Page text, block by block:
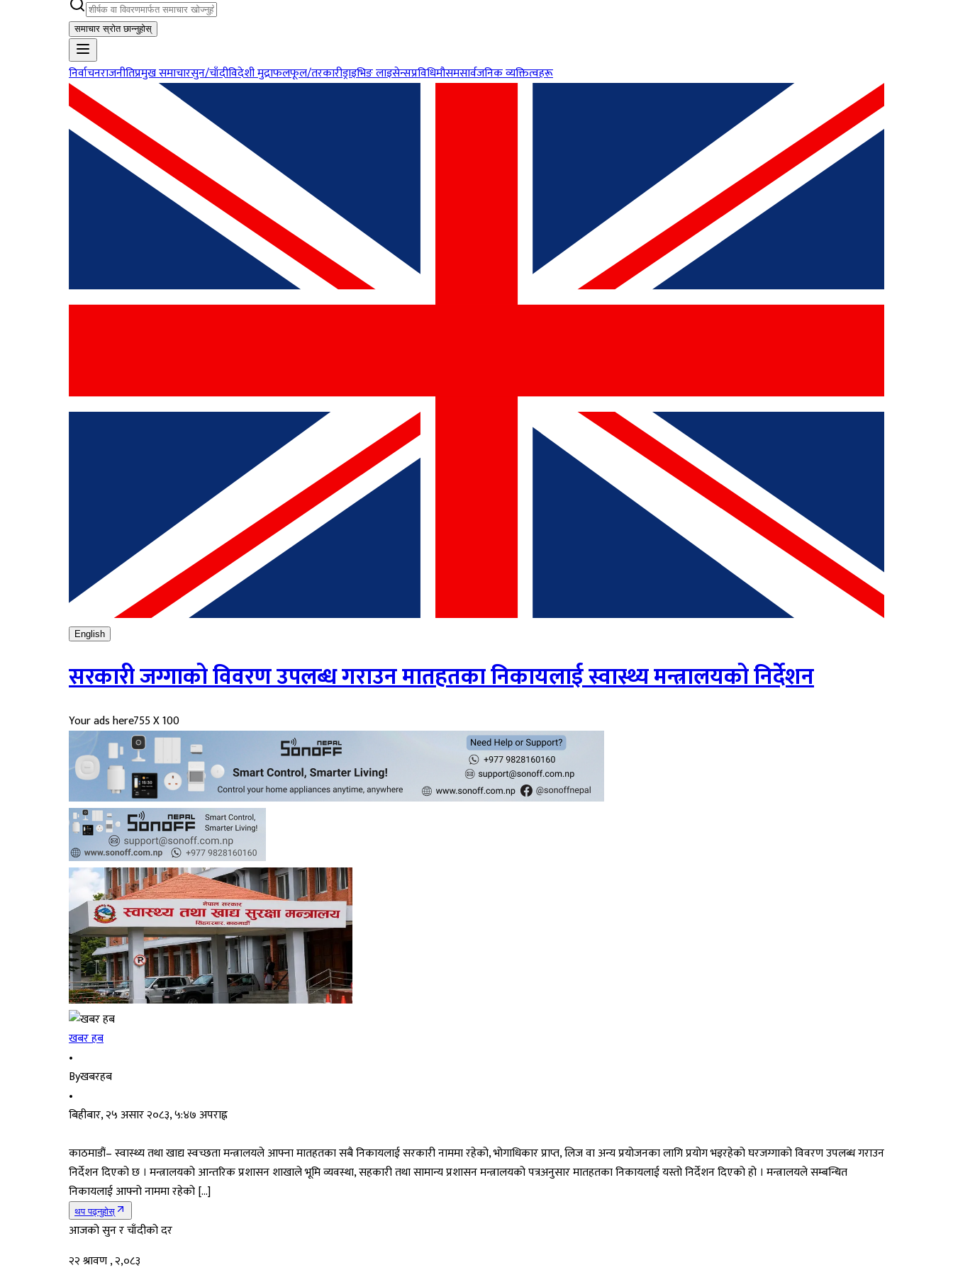
समाचार स्रोत छान्नुहोस्
निर्वाचनराजनीतिप्रमुख समाचारसुन/चाँदीविदेशी मुद्राफलफूल/तरकारीड्राइभिङ लाइसेन्सप्रविधिमौसमसार्वजनिक व्यक्तित्वहरू
English
सरकारी जग्गाको विवरण उपलब्ध गराउन मातहतका निकायलाई स्वास्थ्य मन्त्रालयको निर्देशन
Your ads here755 X 100
खबर हब
•
Byखबरहब
•
बिहीबार, २५ असार २०८३, ५:४७ अपराह्न
काठमाडौं– स्वास्थ्य तथा खाद्य स्वच्छता मन्त्रालयले आफ्ना मातहतका सबै निकायलाई सरकारी नाममा रहेको, भोगाधिकार प्राप्त, लिज वा अन्य प्रयोजनका लागि प्रयोग भइरहेको घरजग्गाको विवरण उपलब्ध गराउन
निर्देशन दिएको छ । मन्त्रालयको आन्तरिक प्रशासन शाखाले भूमि व्यवस्था, सहकारी तथा सामान्य प्रशासन मन्त्रालयको पत्रअनुसार मातहतका निकायलाई यस्तो निर्देशन दिएको हो । मन्त्रालयले सम्बन्धित
निकायलाई आफ्नो नाममा रहेको […]
थप पढ्नुहोस्
आजको सुन र चाँदीको दर
२२ श्रावण , २,०८३